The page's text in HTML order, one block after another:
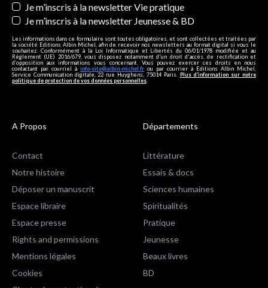
Je m’inscris à la newsletter Vie pratique
Je m’inscris à la newsletter Jeunesse & BD
Les informations dans ce formulaire sont toutes obligatoires, et sont collectées et traitées par
la société Editions Albin Michel, afin de recevoir nos newsletters au format digital si vous le
souhaitez. Conformément à la Loi Informatique et Libertés du 06/01/1978 modifiée et au
Règlement (UE) 2016/679, vous disposez notamment d'un droit d'accès, de rectification et
d’opposition aux informations vous concernant. Vous pouvez exercer ces droits en nous
contactant par courriel à info-site@albin-michel.fr ou par courrier à Editions Albin Michel,
Service Communication digitale, 22 rue Huyghens, 75014 Paris. Plus d’information sur notre
politique de protection de vos données personnelles
A Propos
Contact
Notre histoire
Déposer un manuscrit
Espace libraire
Espace presse
Rights and permissions
Mentions légales
Cookies
Départements
Littérature
Essais & docs
Sciences humaines
Spiritualités
Pratique
Jeunesse
Beaux livres
BD